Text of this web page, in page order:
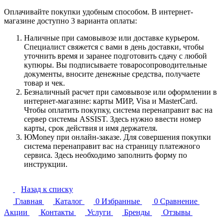
Оплачивайте покупки удобным способом. В интернет-
магазине доступно 3 варианта оплаты:
Наличные при самовывозе или доставке курьером.
Специалист свяжется с вами в день доставки, чтобы
уточнить время и заранее подготовить сдачу с любой
купюры. Вы подписываете товаросопроводительные
документы, вносите денежные средства, получаете
товар и чек.
Безналичный расчет при самовывозе или оформлении в
интернет-магазине: карты МИР, Visa и MasterCard.
Чтобы оплатить покупку, система перенаправит вас на
сервер системы ASSIST. Здесь нужно ввести номер
карты, срок действия и имя держателя.
ЮMoney при онлайн-заказе. Для совершения покупки
система перенаправит вас на страницу платежного
сервиса. Здесь необходимо заполнить форму по
инструкции.
Назад к списку
Главная
Каталог 0 Избранные 0 Сравнение
Акции
Контакты Услуги Бренды
Отзывы